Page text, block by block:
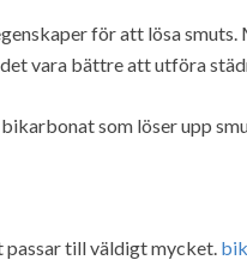
för att lösa
vara bättre att utföra
som löser upp
till väldigt mycket.